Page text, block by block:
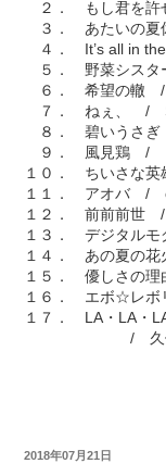
２． もし君を
３． あたいの
４． It’s all in
５． 野菜シス
６． 希望の轍 /
７． ねぇ、 /
８． 碧いうさ
９． 風見鶏 /
１０． ちいさな
１１． アオバ /
１２． 前前前世
１３． デジタル
１４． あの夏の
１５． 優しさの
１６． エボ☆レ
１７． LA・LA・
/ 久保田利伸
2018年07月21日